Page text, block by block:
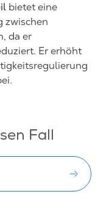
bietet eine
zwischen
da er
Er erhöht
Fall